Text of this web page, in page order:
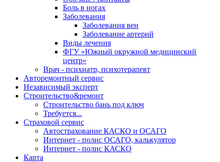
Боль в ногах
Заболевания
Заболевания вен
Заболевание артерий
Виды лечения
ФГУ «Южный окружной медицинский
центр»
Врач - психиатр, психотерапевт
Авторемонтный сервис
Независимый эксперт
Строительство&ремонт
Строительство бань под ключ
Требуется...
Страховой сервис
Автострахование КАСКО и ОСАГО
Интернет - полис ОСАГО, калькулятор
Интернет - полис КАСКО
Карта